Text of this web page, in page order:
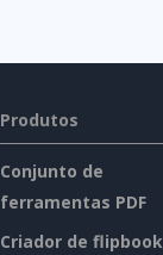
Produtos
Conjunto de
ferramentas PDF
Criador de